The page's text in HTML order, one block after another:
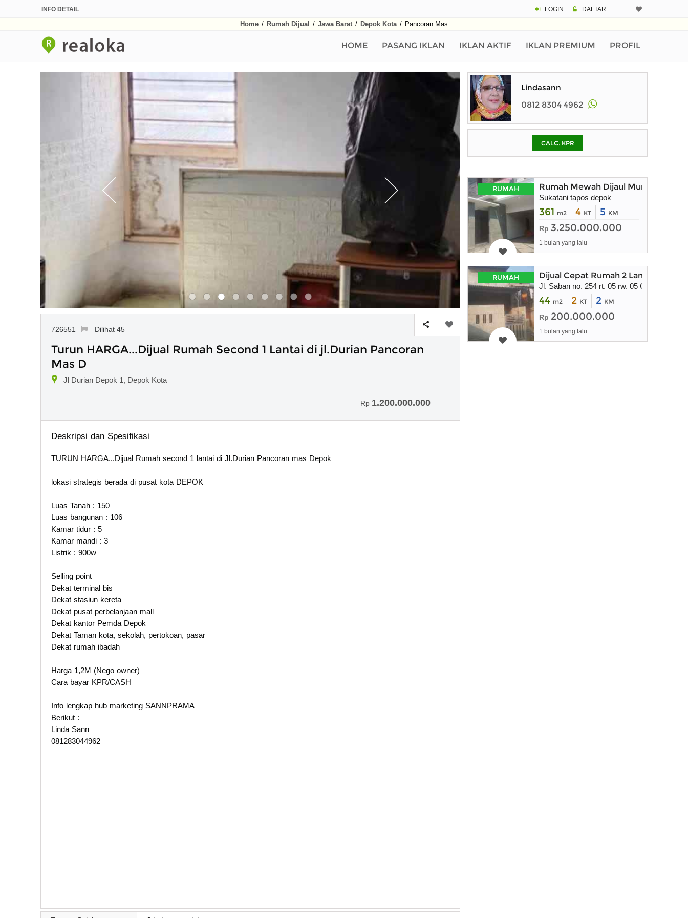
INFO DETAIL LOGIN DAFTAR
Home / Rumah Dijual / Jawa Barat / Depok Kota / Pancoran Mas
HOME PASANG IKLAN IKLAN AKTIF IKLAN PREMIUM PROFIL
726551 Dilihat 45
Turun HARGA...Dijual Rumah Second 1 Lantai di jl.Durian Pancoran
Mas D
Jl Durian Depok 1, Depok Kota
Rp 1.200.000.000
Deskripsi dan Spesifikasi
TURUN HARGA...Dijual Rumah second 1 lantai di Jl.Durian Pancoran mas Depok
lokasi strategis berada di pusat kota DEPOK
Luas Tanah : 150
Luas bangunan : 106
Kamar tidur : 5
Kamar mandi : 3
Listrik : 900w
Selling point
Dekat terminal bis
Dekat stasiun kereta
Dekat pusat perbelanjaan mall
Dekat kantor Pemda Depok
Dekat Taman kota, sekolah, pertokoan, pasar
Dekat rumah ibadah
Harga 1,2M (Nego owner)
Cara bayar KPR/CASH
Info lengkap hub marketing SANNPRAMA
Berikut :
Linda Sann
081283044962
Pinjaman (PIN)
pada kotak-
Lindasann
0812 8304 4962
CALC. KPR
RUMAH Rumah Mewah Dijaul Murah
Sukatani tapos depok
361 m2 4 KT 5 KM
Rp 3.250.000.000
1 bulan yang lalu
RUMAH Dijual Cepat Rumah 2 Lantai 200
Jl. Saban no. 254 rt. 05 rw. 05 Cilodong
44 m2 2 KT 2 KM
Rp 200.000.000
1 bulan yang lalu